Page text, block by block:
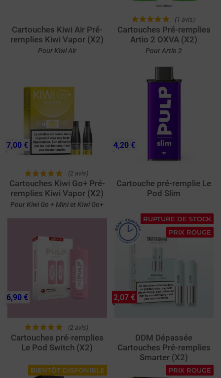
Cartouches Kiwi Air Pré-
remplies Kiwi Vapor (X2)
Pour Kiwi Air
(1 avis)
Cartouches Pré-remplies
Artio 2 OXVA (X2)
Pour Artio 2
(2 avis)
Cartouches Kiwi Go+ Pré-
remplies Kiwi Vapor (X2)
Pour Kiwi Go + Mini et Kiwi Go+
7,00 €
Cartouche pré-remplie Le
Pod Slim
4,20 €
(2 avis)
Cartouches pré-remplies
Le Pod Switch (X2)
6,90 €
RUPTURE DE STOCK
PRIX ROUGE
DDM Dépassée
Cartouches Pré-remplies
Smarter (X2)
2,07 €
BIENTÔT DISPONIBLE PRIX ROUGE